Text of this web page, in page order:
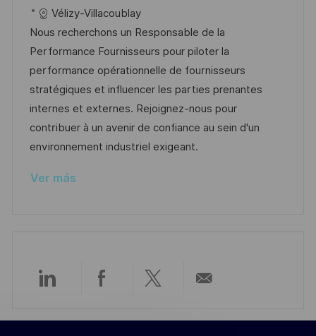
i
c
c
a
c
i
ó
n
e
c
h
a
d
e
p
u
l
n
D
d
e
e
m
p
l
e
t
e
g
o
r
í
a
Vélizy-Villacoublay
Nous recherchons un Responsable de la
Performance Fournisseurs pour piloter la
performance opérationnelle de fournisseurs
stratégiques et influencer les parties prenantes
internes et externes. Rejoignez-nous pour
contribuer à un avenir de confiance au sein d'un
environnement industriel exigeant.
Ver más
Compartir
a
Compartir
a
Compartir
a
por